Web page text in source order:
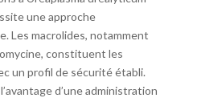
une approche
Les macrolides, notamment
constituent les
un profil de sécurité établi.
d’une administration